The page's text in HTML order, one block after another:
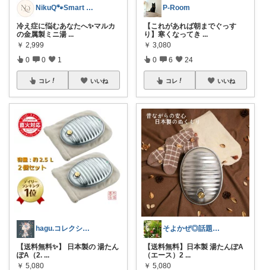
NikuQ🐾Smart Choice
冷え症に悩むあなたへ✨マルカ
の金属製ミニ湯 ...
￥ 2,999
0 0 1
コレ いいね
hagu.コレクション毎日更新中
【送料無料✨】 日本製の 湯たん
ぽA（2. ...
￥ 5,080
P-Room
【これがあれば朝までぐっす
り】寒くなってき ...
￥ 3,080
0 6 24
コレ いいね
そよかぜ◎話題のアイテムをご紹介
【送料無料】日本製 湯たんぽA
（エース）2 ...
￥ 5,080